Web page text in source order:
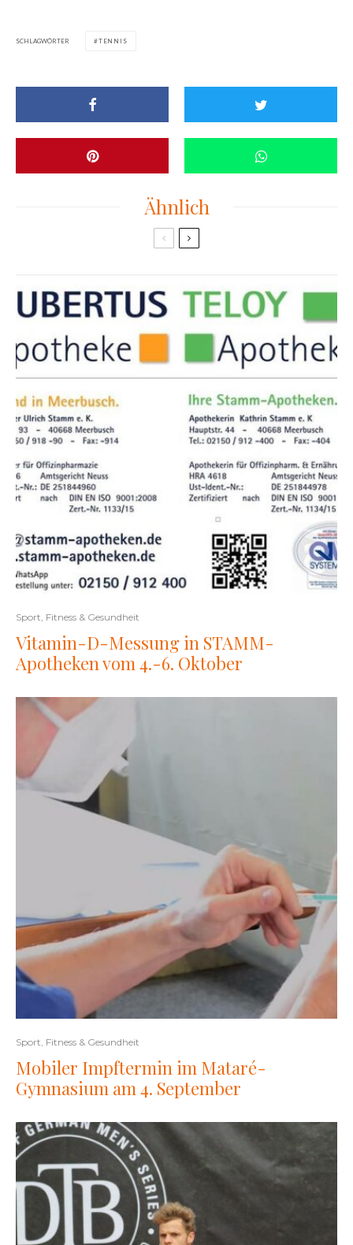
SCHLAGWÖRTER TENNIS
Ähnlich
Sport, Fitness & Gesundheit
Vitamin-D-Messung in STAMM-
Apotheken vom 4.-6. Oktober
Sport, Fitness & Gesundheit
Mobiler Impftermin im Mataré-
Gymnasium am 4. September